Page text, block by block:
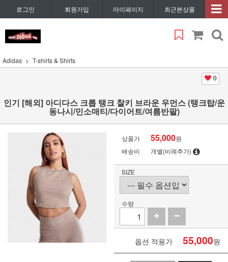
로그인 회원가입 마이페이지 최근본상품
Adidas T-shirts & Shirts
0
인기 [해외] 아디다스 크롭 탱크 찰키 브라운 우먼스 (탱크탑/운
동나시/민소매티/다이어트/여름반팔)
상품가 55,000원
배송비
개별(비례추가)
SIZE
수량
옵션 적용가 55,000원